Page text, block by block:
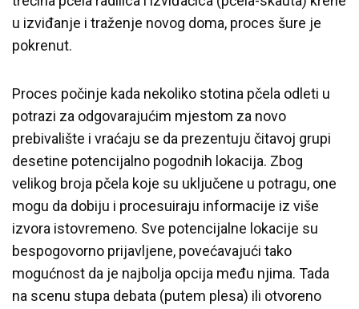
u izviđanje i traženje novog doma, proces šure je
pokrenut.
Proces počinje kada nekoliko stotina pčela odleti u
potrazi za odgovarajućim mjestom za novo
prebivalište i vraćaju se da prezentuju čitavoj grupi
desetine potencijalno pogodnih lokacija. Zbog
velikog broja pčela koje su uključene u potragu, one
mogu da dobiju i procesuiraju informacije iz više
izvora istovremeno. Sve potencijalne lokacije su
bespogovorno prijavljene, povećavajući tako
mogućnost da je najbolja opcija među njima. Tada
na scenu stupa debata (putem plesa) ili otvoreno